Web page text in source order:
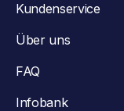
Kundenservice
Über uns
FAQ
Infobank